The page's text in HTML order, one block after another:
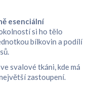
esenciální
si ho tělo
bílkovin a podílí
svalové tkáni, kde má
zastoupení.